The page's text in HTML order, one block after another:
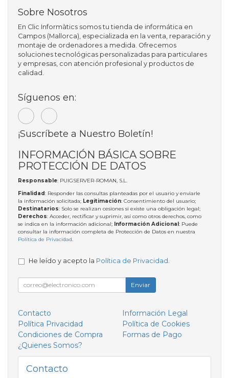
Sobre Nosotros
En Clic Informàtics somos tu tienda de informática en
Campos (Mallorca), especializada en la venta, reparación y
montaje de ordenadores a medida. Ofrecemos
soluciones tecnológicas personalizadas para particulares
y empresas, con atención profesional y productos de
calidad.
Síguenos en:
¡Suscríbete a Nuestro Boletín!
INFORMACIÓN BÁSICA SOBRE
PROTECCIÓN DE DATOS
Responsable: PUIGSERVER-ROMAN, S.L.
Finalidad: Responder las consultas planteadas por el usuario y enviarle
la información solicitada; Legitimación: Consentimiento del usuario;
Destinatarios: Solo se realizan cesiones si existe una obligación legal;
Derechos: Acceder, rectificar y suprimir, así como otros derechos, como
se indica en la información adicional; Información Adicional: Puede
consultar la información completa de Protección de Datos en nuestra
Política de Privacidad.
He leído y acepto la Política de Privacidad
Enviar
Contacto
Información Legal
Política Privacidad
Política de Cookies
Condiciones de Compra
Formas de Pago
¿Quienes Somos?
Contacto